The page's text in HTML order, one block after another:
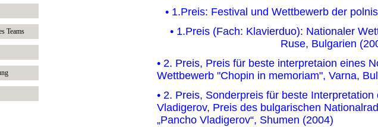
Teams
• 1.Preis: Festival und Wettbewerb der
• 1.Preis (Fach: Klavierduo): Nationaler
Ruse, Bulgarien
• 2. Preis, Preis für beste interpretaion eines
Wettbewerb "Chopin in memoriam", Varna,
• 2. Preis, Sonderpreis für beste
Vladigerov, Preis des bulgarischen
„Pancho Vladigerov“, Shumen (2004)